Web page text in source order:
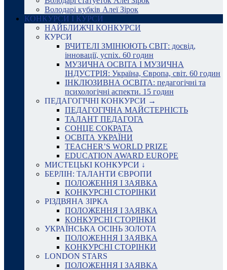
Володарі кубків Алеї Зірок
КОНКУРСИ І КУРСИ
НАЙБЛИЖЧІ КОНКУРСИ
КУРСИ
ВЧИТЕЛІ ЗМІНЮЮТЬ СВІТ: досвід,
інновації, успіх. 60 годин
МУЗИЧНА ОСВІТА І МУЗИЧНА
ІНДУСТРІЯ: Україна, Європа, світ. 60 годин
ІНКЛЮЗИВНА ОСВІТА: педагогічні та
психологічні аспекти. 15 годин
ПЕДАГОГІЧНІ КОНКУРСИ →
ПЕДАГОГІЧНА МАЙСТЕРНІСТЬ
ТАЛАНТ ПЕДАГОГА
СОНЦЕ СОКРАТА
ОСВІТА УКРАЇНИ
TEACHER’S WORLD PRIZE
EDUCATION AWARD EUROPE
МИСТЕЦЬКІ КОНКУРСИ ↓
БЕРЛІН: ТАЛАНТИ ЄВРОПИ
ПОЛОЖЕННЯ І ЗАЯВКА
КОНКУРСНІ СТОРІНКИ
РІЗДВЯНА ЗІРКА
ПОЛОЖЕННЯ І ЗАЯВКА
КОНКУРСНІ СТОРІНКИ
УКРАЇНСЬКА ОСІНЬ ЗОЛОТА
ПОЛОЖЕННЯ І ЗАЯВКА
КОНКУРСНІ СТОРІНКИ
LONDON STARS
ПОЛОЖЕННЯ І ЗАЯВКА